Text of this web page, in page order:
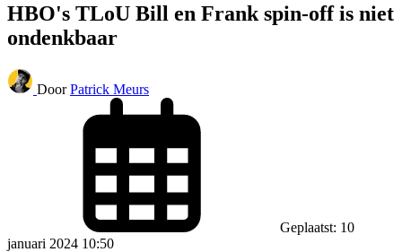
HBO's TLoU Bill en Frank spin-off is niet
ondenkbaar
Door Patrick Meurs
Geplaatst: 10
januari 2024 10:50